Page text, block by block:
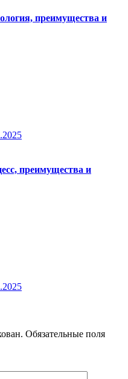
преимущества и
преимущества и
Обязательные поля